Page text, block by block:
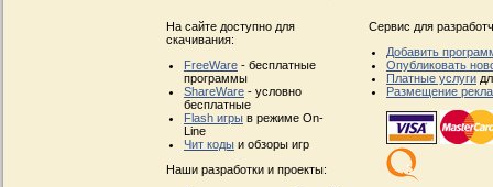
На сайте доступно для
скачивания:
FreeWare - бесплатные
программы
ShareWare - условно
бесплатные
Flash игры в режиме On-
Line
Чит коды и обзоры игр
Наши разработки и проекты:
Сервис для
Добавить
Опубликовать
Платные услуги
Размещение